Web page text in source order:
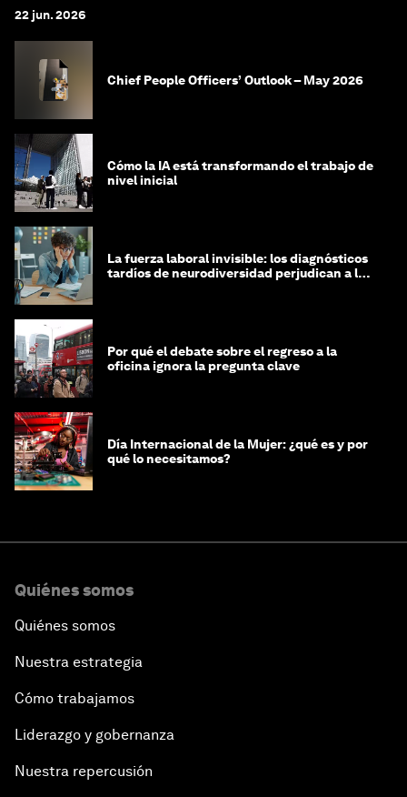
22 jun. 2026
Chief People Officers’ Outlook – May 2026
Cómo la IA está transformando el trabajo de
nivel inicial
La fuerza laboral invisible: los diagnósticos
tardíos de neurodiversidad perjudican a las
Por qué el debate sobre el regreso a la
oficina ignora la pregunta clave
Día Internacional de la Mujer: ¿qué es y por
qué lo necesitamos?
Quiénes somos
Quiénes somos
Nuestra estrategia
Cómo trabajamos
Liderazgo y gobernanza
Nuestra repercusión